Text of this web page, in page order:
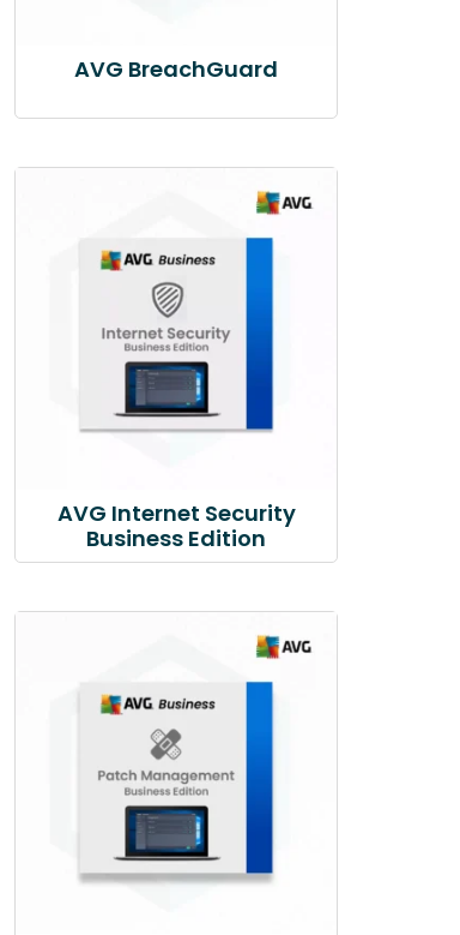
AVG BreachGuard
AVG Internet Security
Business Edition